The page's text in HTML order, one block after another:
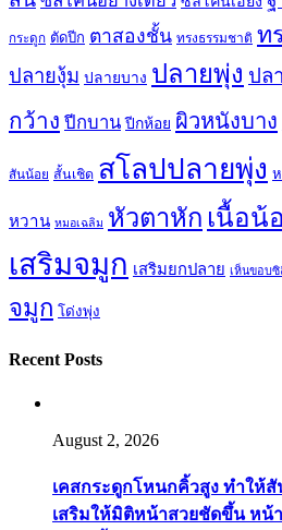
กระดูก ตัดปีก ตาสองชั้น ทรงธรรมชาติ ท
ปลายงุ้ม ปลายบาง ปลายพุ่ง ปล
กว้าง ปีกบาน ปีกห้อย ผิวหนังบาง
สันน้อย สั้นเชิด สโลปปลายพุ่ง
หวาน หมอเฉลิม หัวตาหัก เนื้อน้
เสริมจมูก เสริมยกปลาย เห็นขอบ
จมูก โด่งพุ่ง
Recent Posts
August 2, 2026
เคสกระดูกโหนกคิ้วสูง ทำให้
เสริมให้มิติหน้าสวยชัดขึ้น หน้